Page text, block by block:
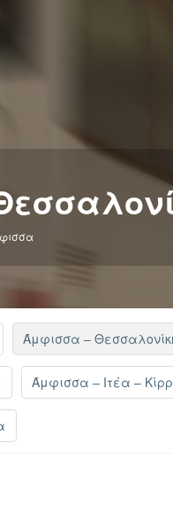
Άμφισσα –
Άμφισσα – Ιτέα –